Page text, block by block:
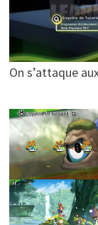
On s’attaque